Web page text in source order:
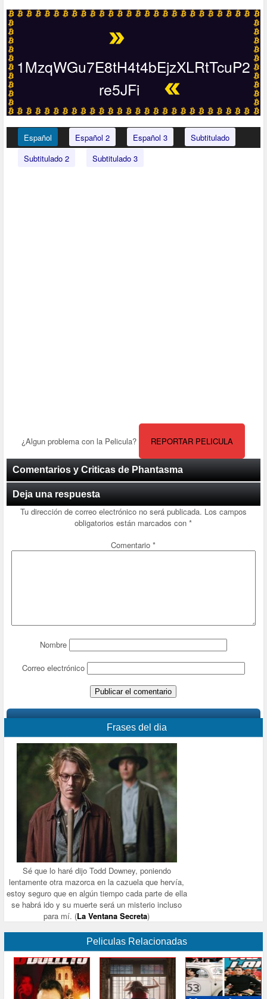
1MzqWGu7E8tH4t4bEjzXLRtTcuP2
re5JFi
Español Español 2 Español 3
Subtitulado
Subtitulado 2
Subtitulado 3
¿Algun problema con la Pelicula? REPORTAR PELICULA
Comentarios y Criticas de Phantasma
Deja una respuesta
Tu dirección de correo electrónico no será publicada. Los campos
obligatorios están marcados con*
Comentario*
Nombre
Correo electrónico
Frases del dia
Sé que lo haré dijo Todd Downey, poniendo
lentamente otra mazorca en la cazuela que hervía,
estoy seguro que en algún tiempo cada parte de ella
se habrá ido y su muerte será un misterio incluso
para mí. (La Ventana Secreta)
Peliculas Relacionadas